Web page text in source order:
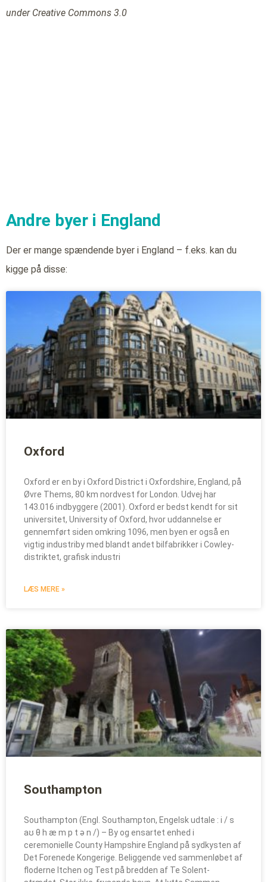
under Creative Commons 3.0
Andre byer i England
Der er mange spændende byer i England – f.eks. kan du
kigge på disse:
Oxford
Oxford er en by i Oxford District i Oxfordshire, England, på
Øvre Thems, 80 km nordvest for London. Udvej har
143.016 indbyggere (2001). Oxford er bedst kendt for sit
universitet, University of Oxford, hvor uddannelse er
gennemført siden omkring 1096, men byen er også en
vigtig industriby med blandt andet bilfabrikker i Cowley-
distriktet, grafisk industri
LÆS MERE »
Southampton
Southampton (Engl. Southampton, Engelsk udtale : i / s
aʊ θ h æ m p t ə n /) – By og ensartet enhed i
ceremonielle County Hampshire England på sydkysten af
Det Forenede Kongerige. Beliggende ved sammenløbet af
floderne Itchen og Test på bredden af Te Solent-